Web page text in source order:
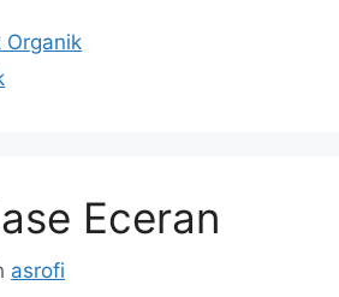
Organik
Eceran
asrofi